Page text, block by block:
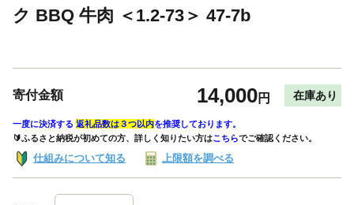
ク BBQ 牛肉 ＜1.2-73＞ 47-7b
寄付金額 14,000円 在庫あり
一度に決済する 返礼品数は３つ以内を推奨しております。
🔰ふるさと納税が初めての方、詳しく知りたい方はこちらでご確認ください。
仕組みについて知る 上限額を調べる